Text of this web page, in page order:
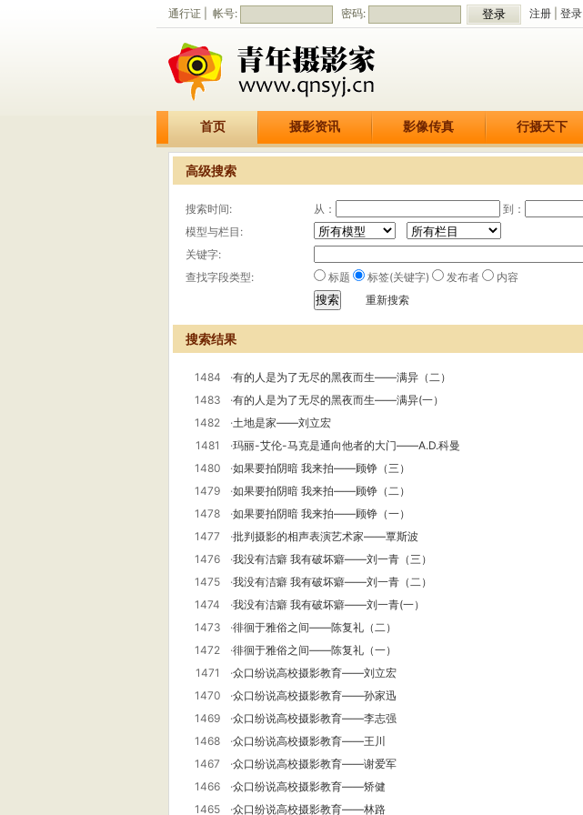
通行证 | 帐号: 密码: 注册 登录
首页 摄影资讯 影像传真 行摄天下
高级搜索
搜索时间: 从：
到：
模型与栏目:
关键字:
查找字段类型:
标题 标签(关键字) 发布者
内容
重新搜索
搜索结果
1484 ·有的人是为了无尽的黑夜而生——满异（二）
1483
·有的人是为了无尽的黑夜而生——满异(一）
1482
·土地是家——刘立宏
1481
·玛丽-艾伦-马克是通向他者的大门——A.D.科曼
1480
·如果要拍阴暗 我来拍——顾铮（三）
1479
·如果要拍阴暗 我来拍——顾铮（二）
1478
·如果要拍阴暗 我来拍——顾铮（一）
1477
·批判摄影的相声表演艺术家——覃斯波
1476
·我没有洁癖 我有破坏癖——刘一青（三）
1475
·我没有洁癖 我有破坏癖——刘一青（二）
1474
·我没有洁癖 我有破坏癖——刘一青(一）
1473
·徘徊于雅俗之间——陈复礼（二）
1472
·徘徊于雅俗之间——陈复礼（一）
1471
·众口纷说高校摄影教育——刘立宏
1470
·众口纷说高校摄影教育——孙家迅
1469
·众口纷说高校摄影教育——李志强
1468
·众口纷说高校摄影教育——王川
1467
·众口纷说高校摄影教育——谢爱军
1466
·众口纷说高校摄影教育——矫健
1465
·众口纷说高校摄影教育——林路